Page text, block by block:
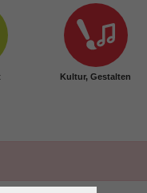
Kultur, Gestalten